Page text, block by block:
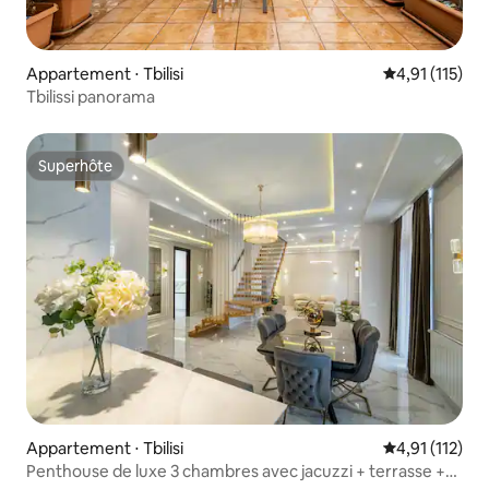
Appartement ⋅ Tbilisi Évaluation
4,91 (115)
Tbilissi panorama
Superhôte
Superhôte
Appartement ⋅ Tbilisi Évaluation
4,91 (112)
Penthouse de luxe 3 chambres avec jacuzzi + terrasse +